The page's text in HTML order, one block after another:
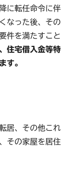
に転任命令に伴
なった後、その
件を満たすこと
住宅借入金等特
す。
居、その他これ
その家屋を居住